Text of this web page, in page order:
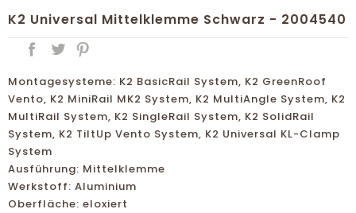
K2 Universal Mittelklemme Schwarz - 2004540
Montagesysteme: K2 BasicRail System, K2 GreenRoof
Vento, K2 MiniRail MK2 System, K2 MultiAngle System, K2
MultiRail System, K2 SingleRail System, K2 SolidRail
System, K2 TiltUp Vento System, K2 Universal KL-Clamp
System
Ausführung: Mittelklemme
Werkstoff: Aluminium
Oberfläche: eloxiert